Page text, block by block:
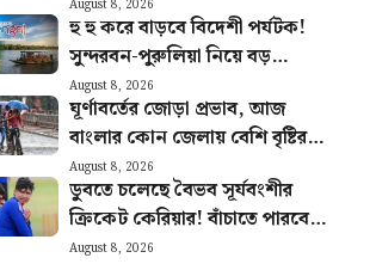
August 8, 2026
হু হু করে বাড়বে বিদেশী পর্যটক!
সুন্দরবন-পুরুলিয়া নিয়ে বড়
পরিকল্পনা রাজ্য সরকারের
August 8, 2026
ঘূর্ণাবর্তের জোড়া প্রভাব, আজ
বাংলার কোন জেলায় বেশি বৃষ্টির
সম্ভাবনা? আজকের আবহাওয়ার
খবর
August 8, 2026
ডুবতে চলেছে বৈভব সূর্যবংশীর
ক্রিকেট কেরিয়ার! বাঁচাতে পারবেন
কি ঈশান কিষাণ?
August 8, 2026